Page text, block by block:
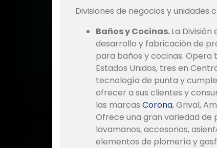
Divisiones de negocios y unidades
Baños y Cocinas.La
desarrollo y fabricación de
para baños y cocinas. Opera
Estados Unidos, tres en
tecnología de punta y
ofrecer a sus clientes y
las marcas Corona, Grival,
Ofrece una gran variedad de
lavamanos, accesorios,
elementos de plomería y